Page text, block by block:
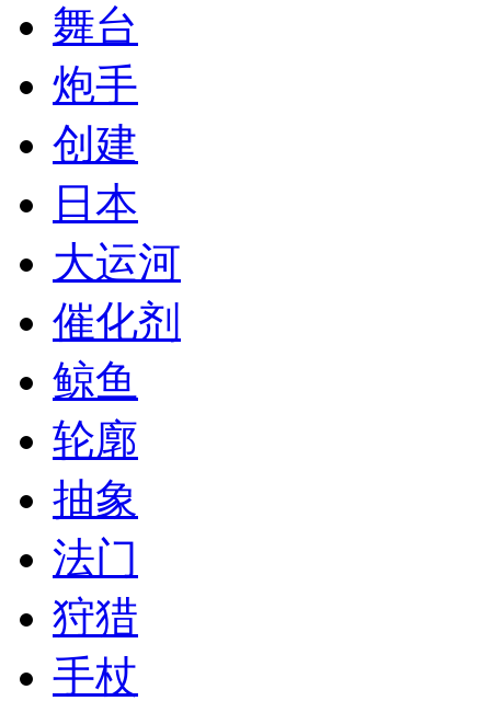
舞台
炮手
创建
日本
大运河
催化剂
鲸鱼
轮廓
抽象
法门
狩猎
手杖